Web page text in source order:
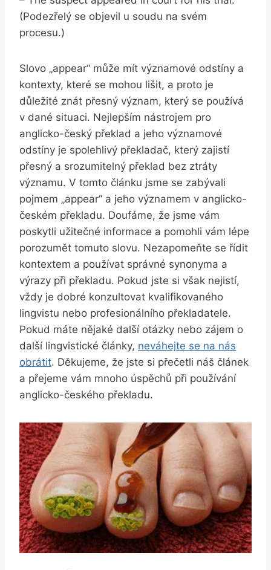
(Podezřelý se objevil u soudu na svém
procesu.)
Slovo „appear“‌ může mít významové odstíny a
kontexty, které se mohou lišit,⁣ a proto je
důležité znát přesný význam, který se používá
v dané situaci. Nejlepším nástrojem pro
anglicko-český překlad a jeho významové
odstíny ⁤je spolehlivý překladač, ⁤který zajistí
přesný a srozumitelný ⁢překlad bez ztráty
významu. V tomto článku jsme⁤ se zabývali
pojmem „appear“‌ a jeho⁤ významem v anglicko-
českém překladu. Doufáme, že jsme vám
poskytli užitečné informace a pomohli vám lépe
porozumět tomuto slovu. Nezapomeňte se řídit
kontextem a používat ​správné synonyma⁤ a
výrazy při překladu. Pokud jste si však nejistí,
vždy je dobré konzultovat⁢ kvalifikovaného
lingvistu nebo profesionálního překladatele.
Pokud​ máte nějaké další otázky nebo zájem⁤ o
další lingvistické články, neváhejte ⁢se na nás
‍obrátit. ⁣Děkujeme, že jste si přečetli náš článek
a přejeme‍ vám mnoho úspěchů při používání
anglicko-českého překladu.